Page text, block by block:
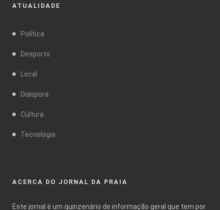
ATUALIDADE
Política
Desporto
Local
Diáspora
Cultura
Tecnologia
ACERCA DO JORNAL DA PRAIA
Este jornal é um quinzenário de informação geral que tem por